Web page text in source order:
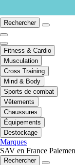
Rechercher
Fitness & Cardio
Musculation
Cross Training
Mind & Body
Sports de combat
Vêtements
Chaussures
Équipements
Destockage
Marques
SAV en France
Rechercher